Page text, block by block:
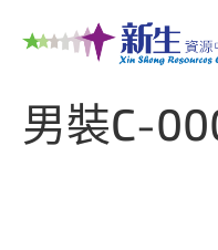
男裝C-